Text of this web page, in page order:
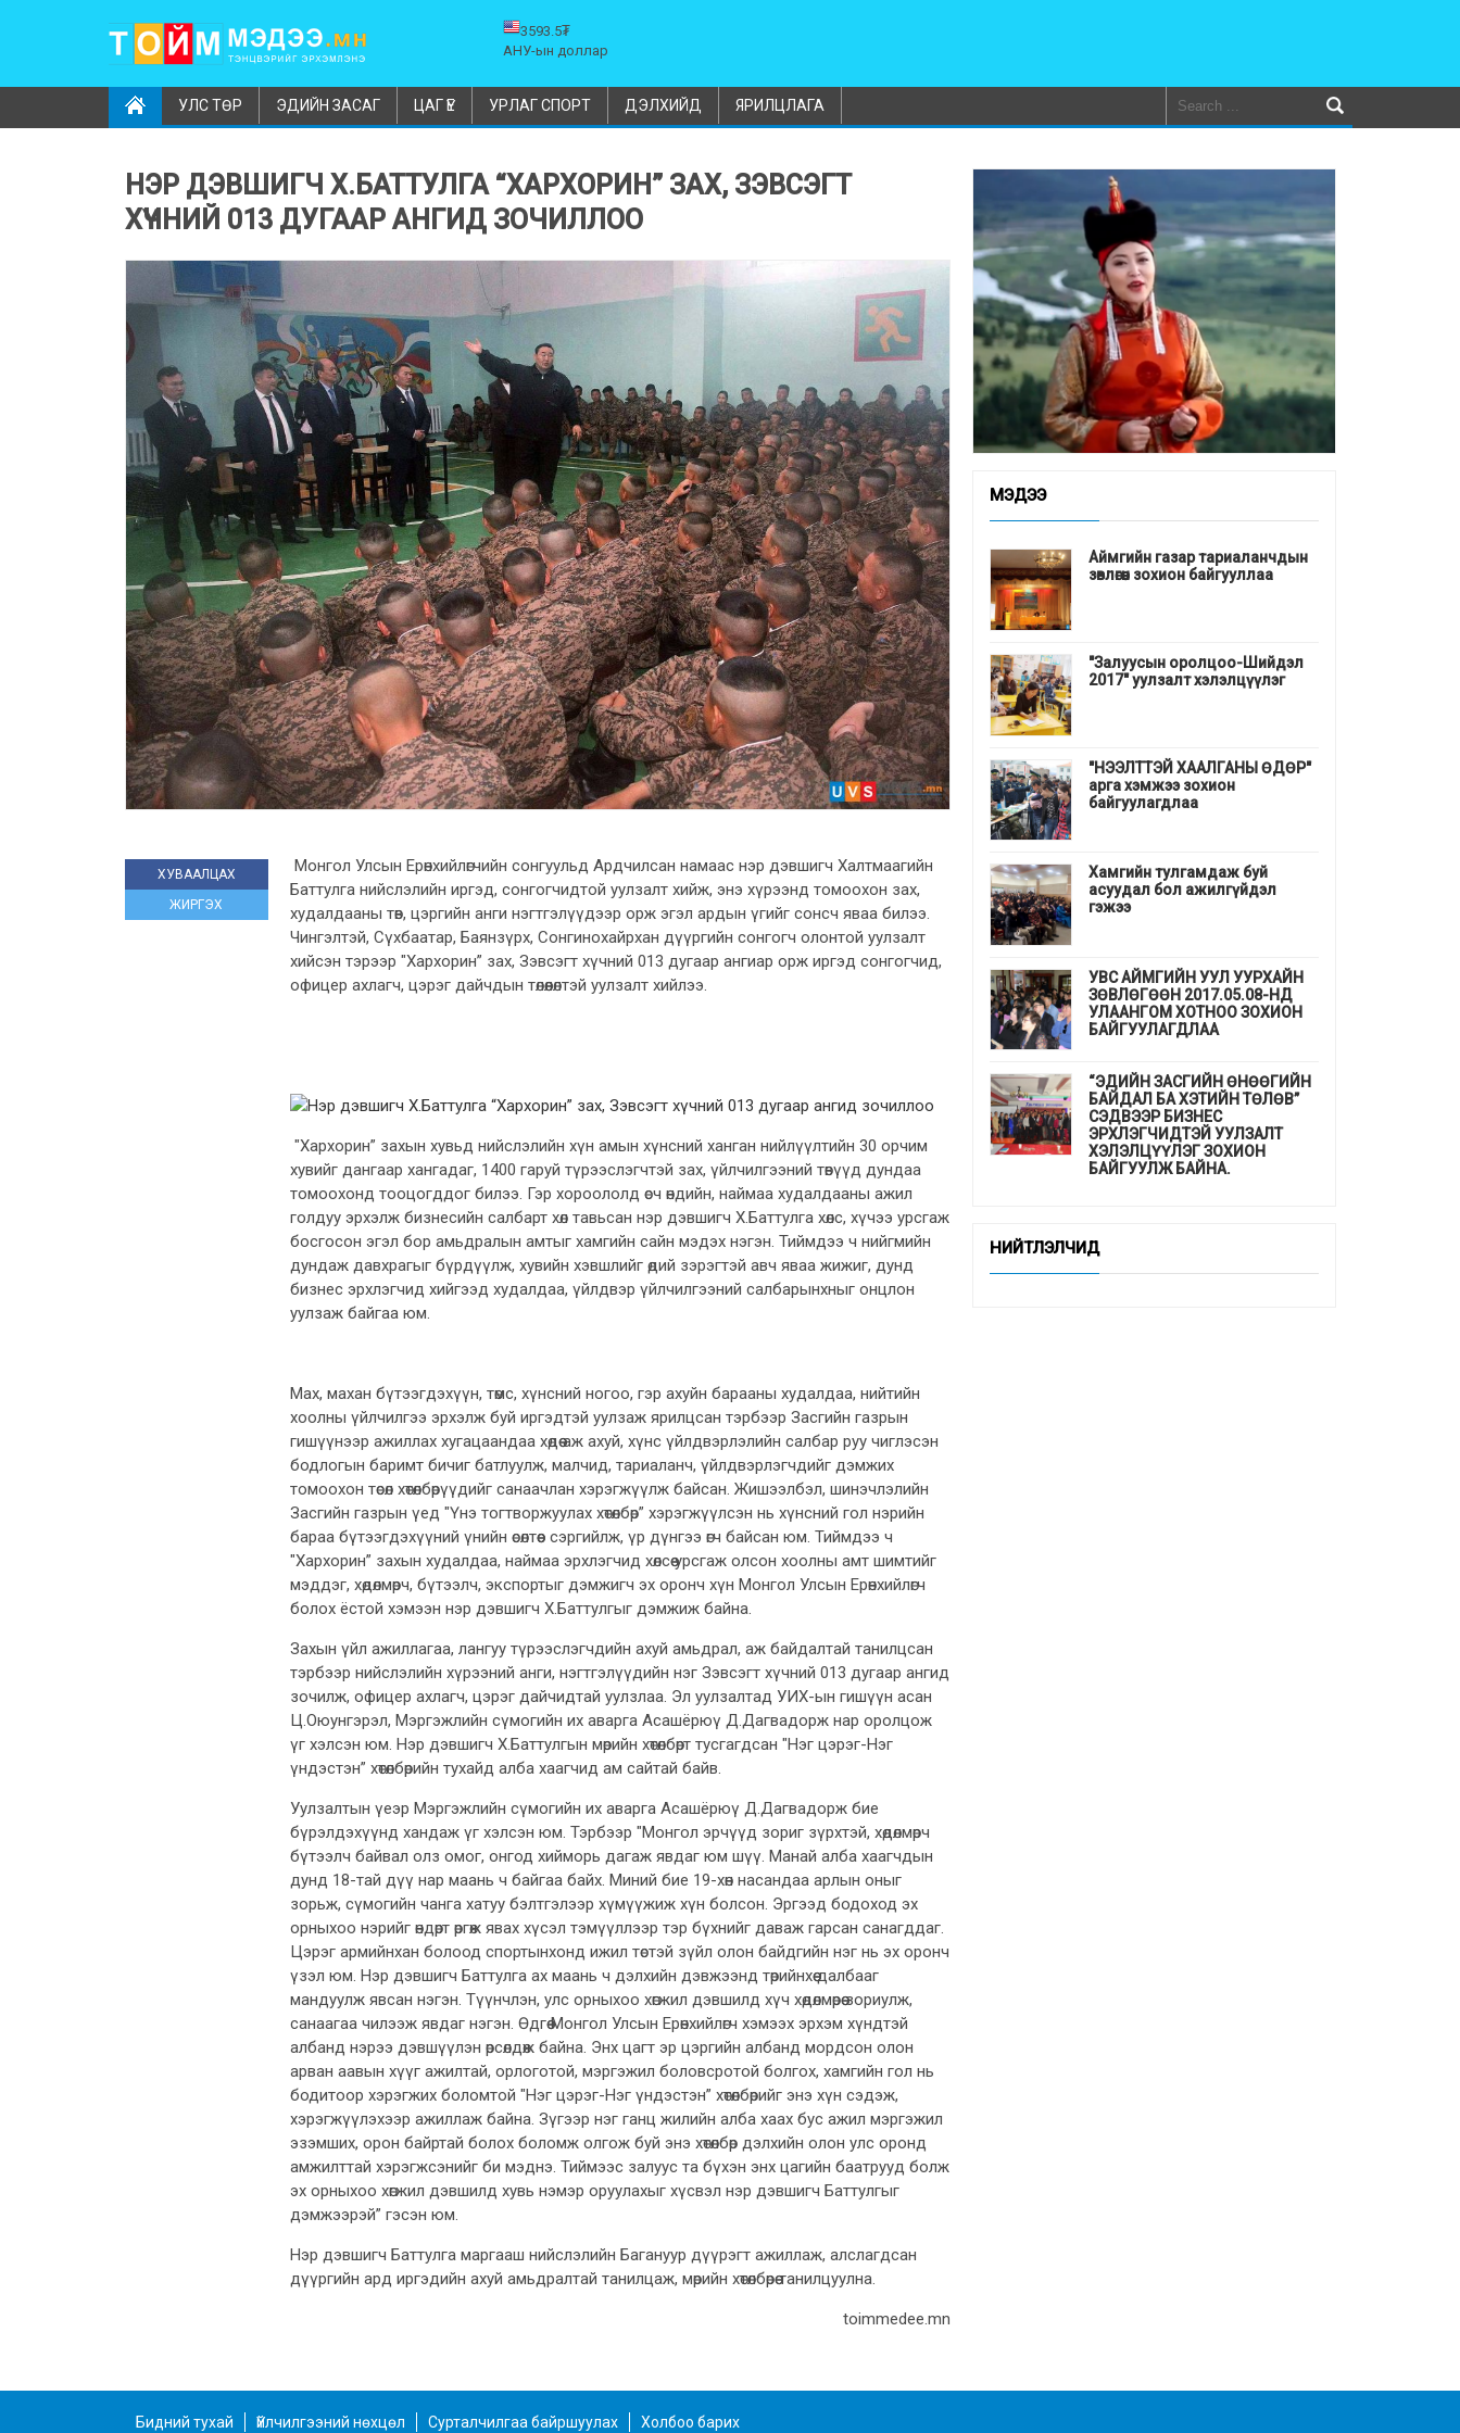
3593.5₮
АНУ-ын доллар
УЛС ТӨР ЭДИЙН ЗАСАГ ЦАГ ҮЕ УРЛАГ СПОРТ ДЭЛХИЙД ЯРИЛЦЛАГА
МЭДЭЭ
Аймгийн газар тариаланчдын
зөвлөгөөн зохион байгууллаа
"Залуусын оролцоо-Шийдэл
2017" уулзалт хэлэлцүүлэг
"НЭЭЛТТЭЙ ХААЛГАНЫ ӨДӨР"
арга хэмжээ зохион
байгуулагдлаа
Хамгийн тулгамдаж буй
асуудал бол ажилгүйдэл
гэжээ
УВС АЙМГИЙН УУЛ УУРХАЙН
ЗӨВЛӨГӨӨН 2017.05.08-НД
УЛААНГОМ ХОТНОО ЗОХИОН
БАЙГУУЛАГДЛАА
“ЭДИЙН ЗАСГИЙН ӨНӨӨГИЙН
БАЙДАЛ БА ХЭТИЙН ТӨЛӨВ”
СЭДВЭЭР БИЗНЕС
ЭРХЛЭГЧИДТЭЙ УУЛЗАЛТ
ХЭЛЭЛЦҮҮЛЭГ ЗОХИОН
БАЙГУУЛЖ БАЙНА.
сануулав
НИЙТЛЭЛЧИД
НЭР ДЭВШИГЧ Х.БАТТУЛГА “ХАРХОРИН” ЗАХ, ЗЭВСЭГТ
ХҮЧНИЙ 013 ДУГААР АНГИД ЗОЧИЛЛОО
ХУВААЛЦАХ
ЖИРГЭХ
Монгол Улсын Ерөнхийлөгчийн сонгуульд Ардчилсан намаас нэр дэвшигч Халтмаагийн
Баттулга нийслэлийн иргэд, сонгогчидтой уулзалт хийж, энэ хүрээнд томоохон зах,
худалдааны төв, цэргийн анги нэгтгэлүүдээр орж эгэл ардын үгийг сонсч яваа билээ.
Чингэлтэй, Сүхбаатар, Баянзүрх, Сонгинохайрхан дүүргийн сонгогч олонтой уулзалт
хийсэн тэрээр "Хархорин” зах, Зэвсэгт хүчний 013 дугаар ангиар орж иргэд сонгогчид,
офицер ахлагч, цэрэг дайчдын төлөөлөлтэй уулзалт хийлээ.
"Хархорин” захын хувьд нийслэлийн хүн амын хүнсний ханган нийлүүлтийн 30 орчим
хувийг дангаар хангадаг, 1400 гаруй түрээслэгчтэй зах, үйлчилгээний төвүүд дундаа
томоохонд тооцогддог билээ. Гэр хороололд өсч өндийн, наймаа худалдааны ажил
голдуу эрхэлж бизнесийн салбарт хөл тавьсан нэр дэвшигч Х.Баттулга хөлс, хүчээ урсгаж
босгосон эгэл бор амьдралын амтыг хамгийн сайн мэдэх нэгэн. Тиймдээ ч нийгмийн
дундаж давхрагыг бүрдүүлж, хувийн хэвшлийг өдий зэрэгтэй авч яваа жижиг, дунд
бизнес эрхлэгчид хийгээд худалдаа, үйлдвэр үйлчилгээний салбарынхныг онцлон
уулзаж байгаа юм.
Мах, махан бүтээгдэхүүн, төмс, хүнсний ногоо, гэр ахуйн барааны худалдаа, нийтийн
хоолны үйлчилгээ эрхэлж буй иргэдтэй уулзаж ярилцсан тэрбээр Засгийн газрын
гишүүнээр ажиллах хугацаандаа хөдөө аж ахуй, хүнс үйлдвэрлэлийн салбар руу чиглэсэн
бодлогын баримт бичиг батлуулж, малчид, тариаланч, үйлдвэрлэгчдийг дэмжих
томоохон төсөл хөтөлбөрүүдийг санаачлан хэрэгжүүлж байсан. Жишээлбэл, шинэчлэлийн
Засгийн газрын үед "Үнэ тогтворжуулах хөтөлбөр” хэрэгжүүлсэн нь хүнсний гол нэрийн
бараа бүтээгдэхүүний үнийн өсөлтөөс сэргийлж, үр дүнгээ өгч байсан юм. Тиймдээ ч
"Хархорин” захын худалдаа, наймаа эрхлэгчид хөлсөө урсгаж олсон хоолны амт шимтийг
мэддэг, хөдөлмөрч, бүтээлч, экспортыг дэмжигч эх оронч хүн Монгол Улсын Ерөнхийлөгч
болох ёстой хэмээн нэр дэвшигч Х.Баттулгыг дэмжиж байна.
Захын үйл ажиллагаа, лангуу түрээслэгчдийн ахуй амьдрал, аж байдалтай танилцсан
тэрбээр нийслэлийн хүрээний анги, нэгтгэлүүдийн нэг Зэвсэгт хүчний 013 дугаар ангид
зочилж, офицер ахлагч, цэрэг дайчидтай уулзлаа. Эл уулзалтад УИХ-ын гишүүн асан
Ц.Оюунгэрэл, Мэргэжлийн сүмогийн их аварга Асашёрюү Д.Дагвадорж нар оролцож
үг хэлсэн юм. Нэр дэвшигч Х.Баттулгын мөрийн хөтөлбөрт тусгагдсан "Нэг цэрэг-Нэг
үндэстэн” хөтөлбөрийн тухайд алба хаагчид ам сайтай байв.
Уулзалтын үеэр Мэргэжлийн сүмогийн их аварга Асашёрюү Д.Дагвадорж бие
бүрэлдэхүүнд хандаж үг хэлсэн юм. Тэрбээр "Монгол эрчүүд зориг зүрхтэй, хөдөлмөрч
бүтээлч байвал олз омог, онгод хийморь дагаж явдаг юм шүү. Манай алба хаагчдын
дунд 18-тай дүү нар маань ч байгаа байх. Миний бие 19-хөн насандаа арлын оныг
зорьж, сүмогийн чанга хатуу бэлтгэлээр хүмүүжиж хүн болсон. Эргээд бодоход эх
орныхоо нэрийг өндөрт өргөж явах хүсэл тэмүүллээр тэр бүхнийг даваж гарсан санагддаг.
Цэрэг армийнхан болоод спортынхонд ижил төстэй зүйл олон байдгийн нэг нь эх оронч
үзэл юм. Нэр дэвшигч Баттулга ах маань ч дэлхийн дэвжээнд төрийнхөө далбааг
мандуулж явсан нэгэн. Түүнчлэн, улс орныхоо хөгжил дэвшилд хүч хөдөлмөрөө зориулж,
санаагаа чилээж явдаг нэгэн. Өдгөө Монгол Улсын Ерөнхийлөгч хэмээх эрхэм хүндтэй
албанд нэрээ дэвшүүлэн өрсөлдөж байна. Энх цагт эр цэргийн албанд мордсон олон
арван аавын хүүг ажилтай, орлоготой, мэргэжил боловсротой болгох, хамгийн гол нь
бодитоор хэрэгжих боломтой "Нэг цэрэг-Нэг үндэстэн” хөтөлбөрийг энэ хүн сэдэж,
хэрэгжүүлэхээр ажиллаж байна. Зүгээр нэг ганц жилийн алба хаах бус ажил мэргэжил
эзэмших, орон байртай болох боломж олгож буй энэ хөтөлбөр дэлхийн олон улс оронд
амжилттай хэрэгжсэнийг би мэднэ. Тиймээс залуус та бүхэн энх цагийн баатрууд болж
эх орныхоо хөгжил дэвшилд хувь нэмэр оруулахыг хүсвэл нэр дэвшигч Баттулгыг
дэмжээрэй” гэсэн юм.
Нэр дэвшигч Баттулга маргааш нийслэлийн Багануур дүүрэгт ажиллаж, алслагдсан
дүүргийн ард иргэдийн ахуй амьдралтай танилцаж, мөрийн хөтөлбөрөө танилцуулна.
toimmedee.mn
Бидний тухай Үйлчилгээний нөхцөл Сурталчилгаа байршуулах Холбоо барих